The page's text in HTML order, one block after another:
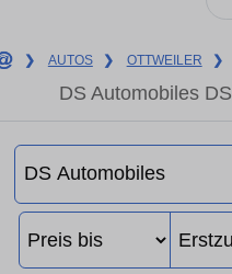
❯ AUTOS ❯ OTTWEILER ❯
DS Automobiles